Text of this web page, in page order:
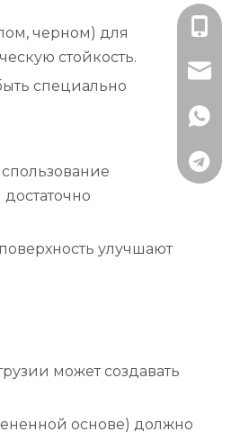
черном) для
стойкость.
специально
улучшают
может создавать
основе) должно
+86-